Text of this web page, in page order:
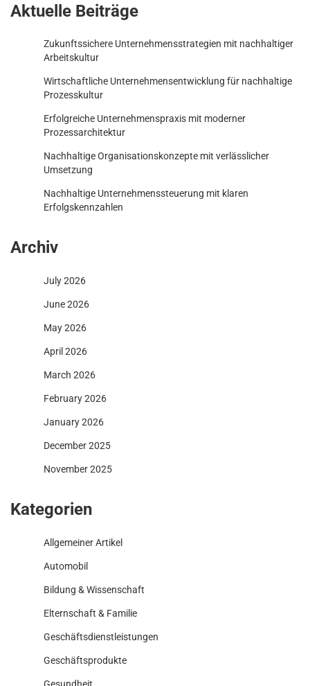
Aktuelle Beiträge
Zukunftssichere Unternehmensstrategien mit nachhaltiger
Arbeitskultur
Wirtschaftliche Unternehmensentwicklung für nachhaltige
Prozesskultur
Erfolgreiche Unternehmenspraxis mit moderner
Prozessarchitektur
Nachhaltige Organisationskonzepte mit verlässlicher
Umsetzung
Nachhaltige Unternehmenssteuerung mit klaren
Erfolgskennzahlen
Archiv
July 2026
June 2026
May 2026
April 2026
March 2026
February 2026
January 2026
December 2025
November 2025
Kategorien
Allgemeiner Artikel
Automobil
Bildung & Wissenschaft
Elternschaft & Familie
Geschäftsdienstleistungen
Geschäftsprodukte